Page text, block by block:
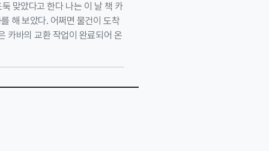
맞았다고 한다 나는 이 날 책 카
해 보았다. 어쩌면 물건이 도착
카바의 교환 작업이 완료되어 온